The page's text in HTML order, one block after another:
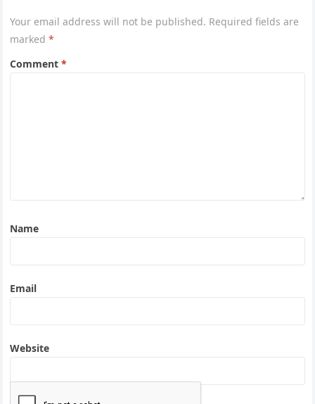
Your email address will not be published. Required fields are
marked*
Comment*
Name
Email
Website